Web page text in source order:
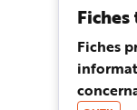
Fiches